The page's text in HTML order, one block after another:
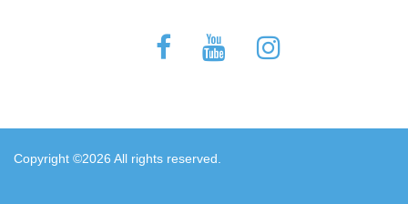
Copyright ©2026 All rights reserved.